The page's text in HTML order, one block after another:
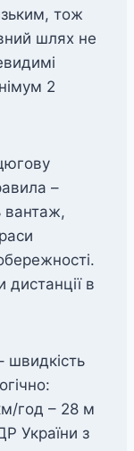
тож
шлях не
2
–
вантаж,
в
швидкість
год – 28 м
України з